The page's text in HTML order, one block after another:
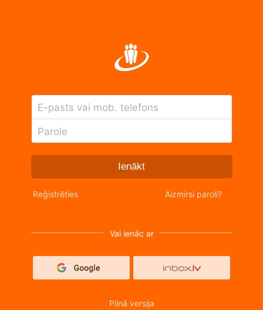
E-pasts vai mob. telefons
Parole
Ienākt
Reģistrēties Aizmirsi paroli?
Vai ienāc ar
Pilnā versija